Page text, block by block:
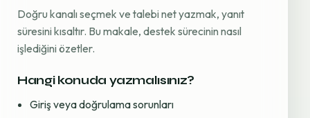
Doğru kanalı seçmek ve talebi net yazmak, yanıt
süresini kısaltır. Bu makale, destek sürecinin nasıl
işlediğini özetler.
Hangi konuda yazmalısınız?
Giriş veya doğrulama sorunları